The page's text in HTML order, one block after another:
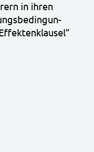
in ihren